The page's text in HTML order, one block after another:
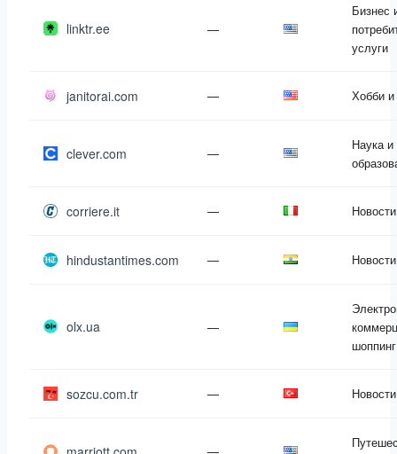
linktr.ee —
Бизнес
услуги
janitorai.com — Хобби
clever.com —
Наука и
corriere.it —
hindustantimes.com —
olx.ua —
шоппинг
sozcu.com.tr —